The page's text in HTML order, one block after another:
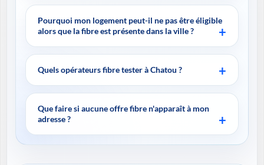
Pourquoi mon logement peut-il ne pas être éligible
alors que la fibre est présente dans la ville ?
Quels opérateurs fibre tester à Chatou ?
Que faire si aucune offre fibre n'apparaît à mon
adresse ?